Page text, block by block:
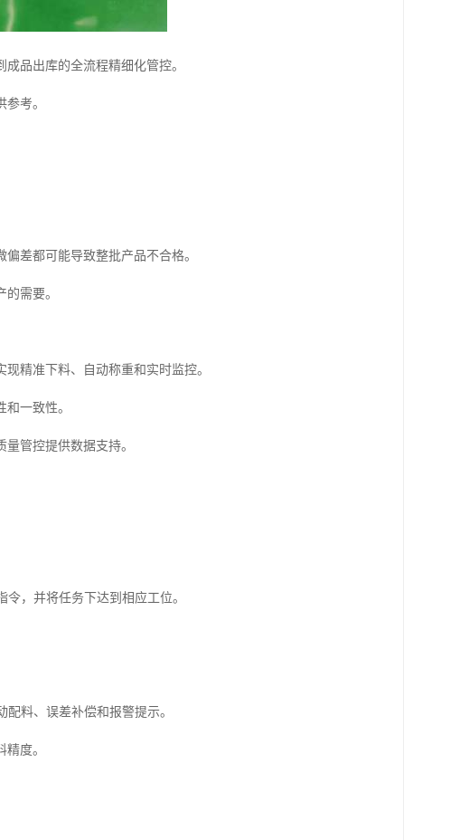
品出库的全流程精细化管控。
考。
差都可能导致整批产品不合格。
需要。
精准下料、自动称重和实时监控。
一致性。
管控提供数据支持。
，并将任务下达到相应工位。
料、误差补偿和报警提示。
度。